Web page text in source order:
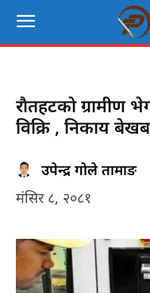
राैतहटकाे ग्रामीण
विक्रि , निकाय
उपेन्द्र गोले तामाङ
मंसिर ८, २०८१